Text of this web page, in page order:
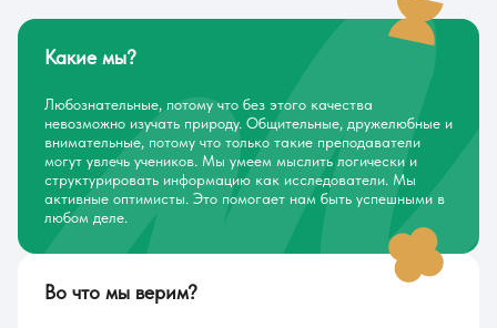
Какие мы?
Любознательные, потому что без этого качества
невозможно изучать природу. Общительные, дружелюбные и
внимательные, потому что только такие преподаватели
могут увлечь учеников. Мы умеем мыслить логически и
структурировать информацию как исследователи. Мы
активные оптимисты. Это помогает нам быть успешными в
любом деле.
Во что мы верим?